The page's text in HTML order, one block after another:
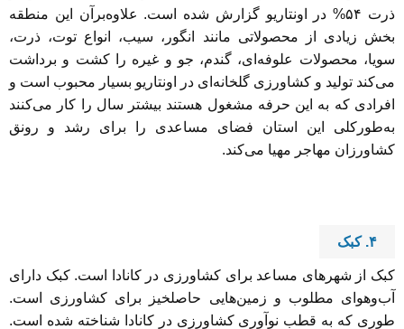
ذرت ۵۴% در اونتاریو گزارش شده است. علاوه‌برآن این منطقه
بخش زیادی از محصولاتی مانند انگور، سیب، انواع توت، ذرت،
سویا، محصولات علوفه‌ای، گندم، جو و غیره را کشت و برداشت
می‌کند تولید و کشاورزی گلخانه‌ای در اونتاریو بسیار محبوب است و
افرادی که به این حرفه مشغول هستند بیشتر سال را کار می‌کنند
به‌طورکلی این استان فضای مساعدی را برای رشد و رونق
کشاورزان مهاجر مهیا می‌کند.
۴. کبک
کبک از شهرهای مساعد برای کشاورزی در کانادا است. کبک دارای
آب‌وهوای مطلوب و زمین‌هایی حاصلخیز برای کشاورزی است.
طوری که به قطب نوآوری کشاورزی در کانادا شناخته شده است.